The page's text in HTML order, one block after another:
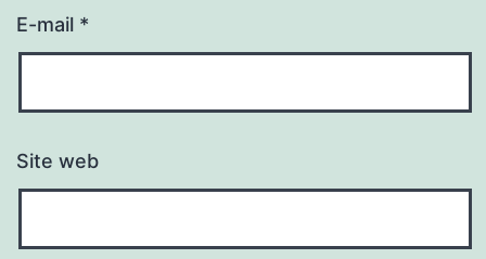
E-mail *
Site web